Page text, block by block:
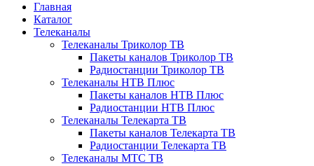
Главная
Каталог
Телеканалы
Телеканалы Триколор ТВ
Пакеты каналов Триколор ТВ
Радиостанции Триколор ТВ
Телеканалы НТВ Плюс
Пакеты каналов НТВ Плюс
Радиостанции НТВ Плюс
Телеканалы Телекарта ТВ
Пакеты каналов Телекарта ТВ
Радиостанции Телекарта ТВ
Телеканалы МТС ТВ